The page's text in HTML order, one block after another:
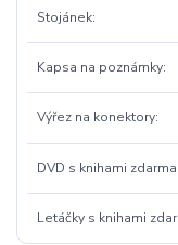
Stojánek
Kapsa na poznámky
Výřez na konektory
DVD s knihami zdarma
Letáčky s knihami